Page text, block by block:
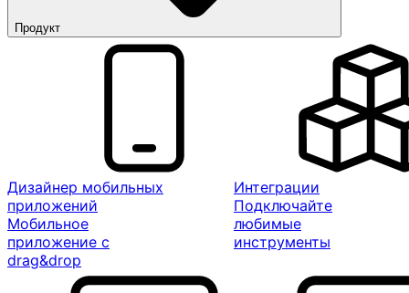
Продукт
Дизайнер мобильных
приложений
Мобильное
приложение с
drag&drop
Интеграции
Подключайте
любимые
инструменты